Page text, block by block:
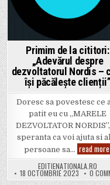
Primim de la cititori:
„Adevărul despre
dezvoltatorul Nordis –
își păcălește clienții”
Doresc sa povestesc ce
patit eu cu „MARELE
DEZVOLTATOR
speranta ca voi ajuta si
persoane sa… read more
EDITIENATIONALA.RO
18 OCTOMBRIE 2023 0